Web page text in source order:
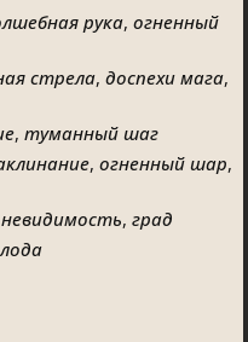
рука, огненный
стрела, доспехи мага,
, туманный шаг
, огненный шар,
, град